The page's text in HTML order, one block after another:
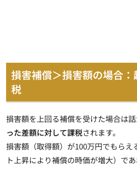
損害補償＞損害額の場合
税
損害額を上回る補償を受けた場合は話
った差額に対して課税されます。
損害額（取得額）が100万円でもらえ
ト上昇により補償の時価が増大）であ